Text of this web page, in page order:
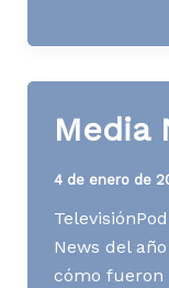
S46
Media
4 de enero de
News del
cómo fueron